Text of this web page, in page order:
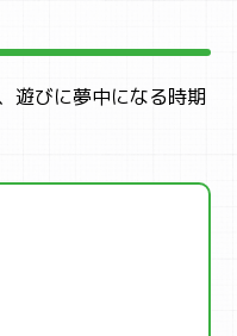
遊びに夢中になる時期